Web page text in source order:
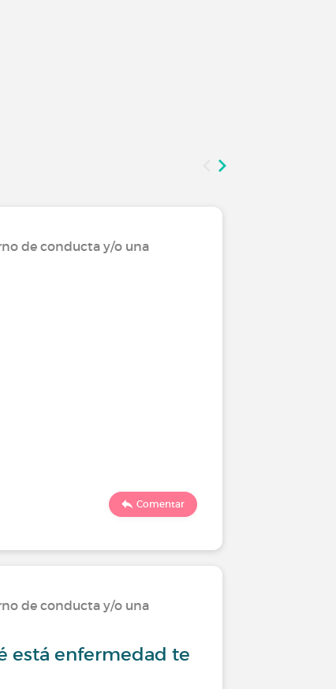
de conducta y/o una
Comentar
de conducta y/o una
está enfermedad te